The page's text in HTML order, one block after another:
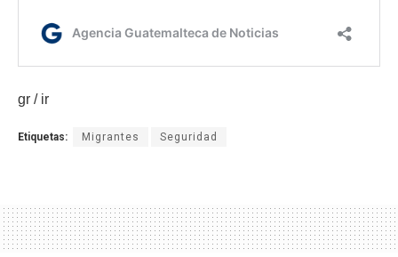
gr / ir
Etiquetas: Migrantes Seguridad